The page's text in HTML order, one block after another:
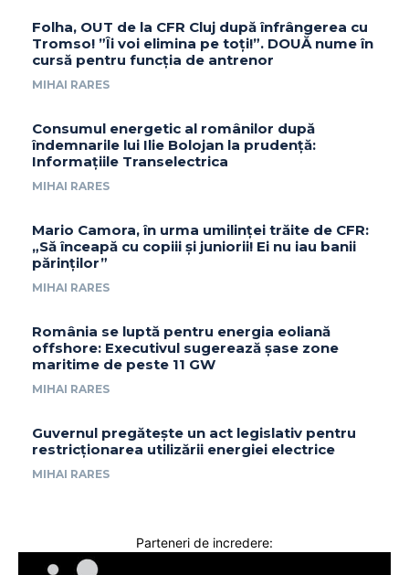
Folha, OUT de la CFR Cluj după înfrângerea cu
Tromso! ”Îi voi elimina pe toți!”. DOUĂ nume în
cursă pentru funcția de antrenor
MIHAI RARES
Consumul energetic al românilor după
îndemnarile lui Ilie Bolojan la prudență:
Informațiile Transelectrica
MIHAI RARES
Mario Camora, în urma umilinței trăite de CFR:
„Să înceapă cu copiii și juniorii! Ei nu iau banii
părinților”
MIHAI RARES
România se luptă pentru energia eoliană
offshore: Executivul sugerează șase zone
maritime de peste 11 GW
MIHAI RARES
Guvernul pregătește un act legislativ pentru
restricționarea utilizării energiei electrice
MIHAI RARES
Parteneri de incredere: